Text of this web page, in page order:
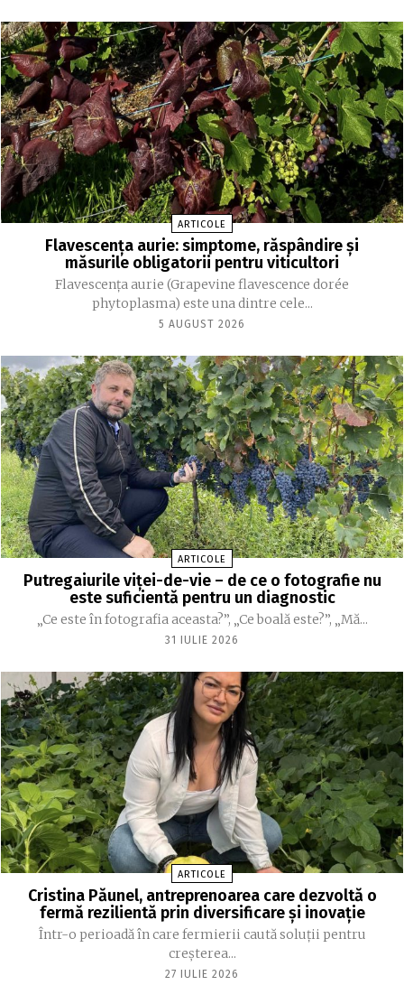
ARTICOLE
Flavescența aurie: simptome, răspândire și
măsurile obligatorii pentru viticultori
Flavescența aurie (Grapevine flavescence dorée
phytoplasma) este una dintre cele...
5 AUGUST 2026
ARTICOLE
Putregaiurile viței-de-vie – de ce o fotografie nu
este suficientă pentru un diagnostic
„Ce este în fotografia aceasta?”, „Ce boală este?”, „Mă...
31 IULIE 2026
ARTICOLE
Cristina Păunel, antreprenoarea care dezvoltă o
fermă rezilientă prin diversificare și inovație
Într-o perioadă în care fermierii caută soluții pentru
creșterea...
27 IULIE 2026